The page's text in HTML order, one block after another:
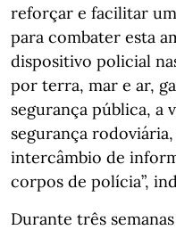
reforçar e facilitar
para combater esta
dispositivo policial
por terra, mar e ar,
segurança pública, a
segurança
intercâmbio de
corpos de polícia”,
Durante três